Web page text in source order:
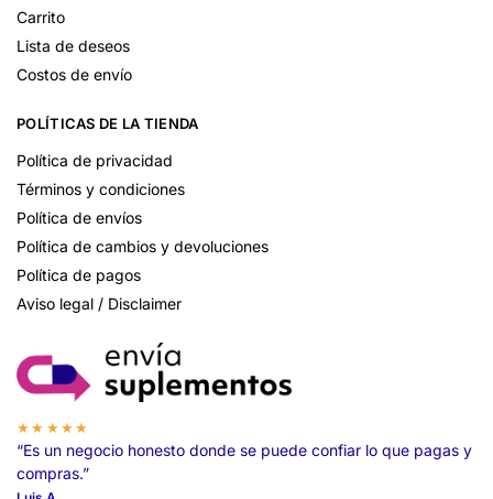
Carrito
Lista de deseos
Costos de envío
POLÍTICAS DE LA TIENDA
Política de privacidad
Términos y condiciones
Política de envíos
Política de cambios y devoluciones
Política de pagos
Aviso legal / Disclaimer
★★★★★
“Es un negocio honesto donde se puede confiar lo que pagas y
compras.”